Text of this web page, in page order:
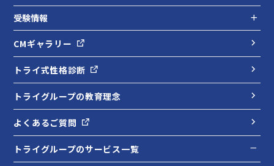
受験情報
CMギャラリー
トライ式性格診断
トライグループの教育理念
よくあるご質問
トライグループのサービス一覧